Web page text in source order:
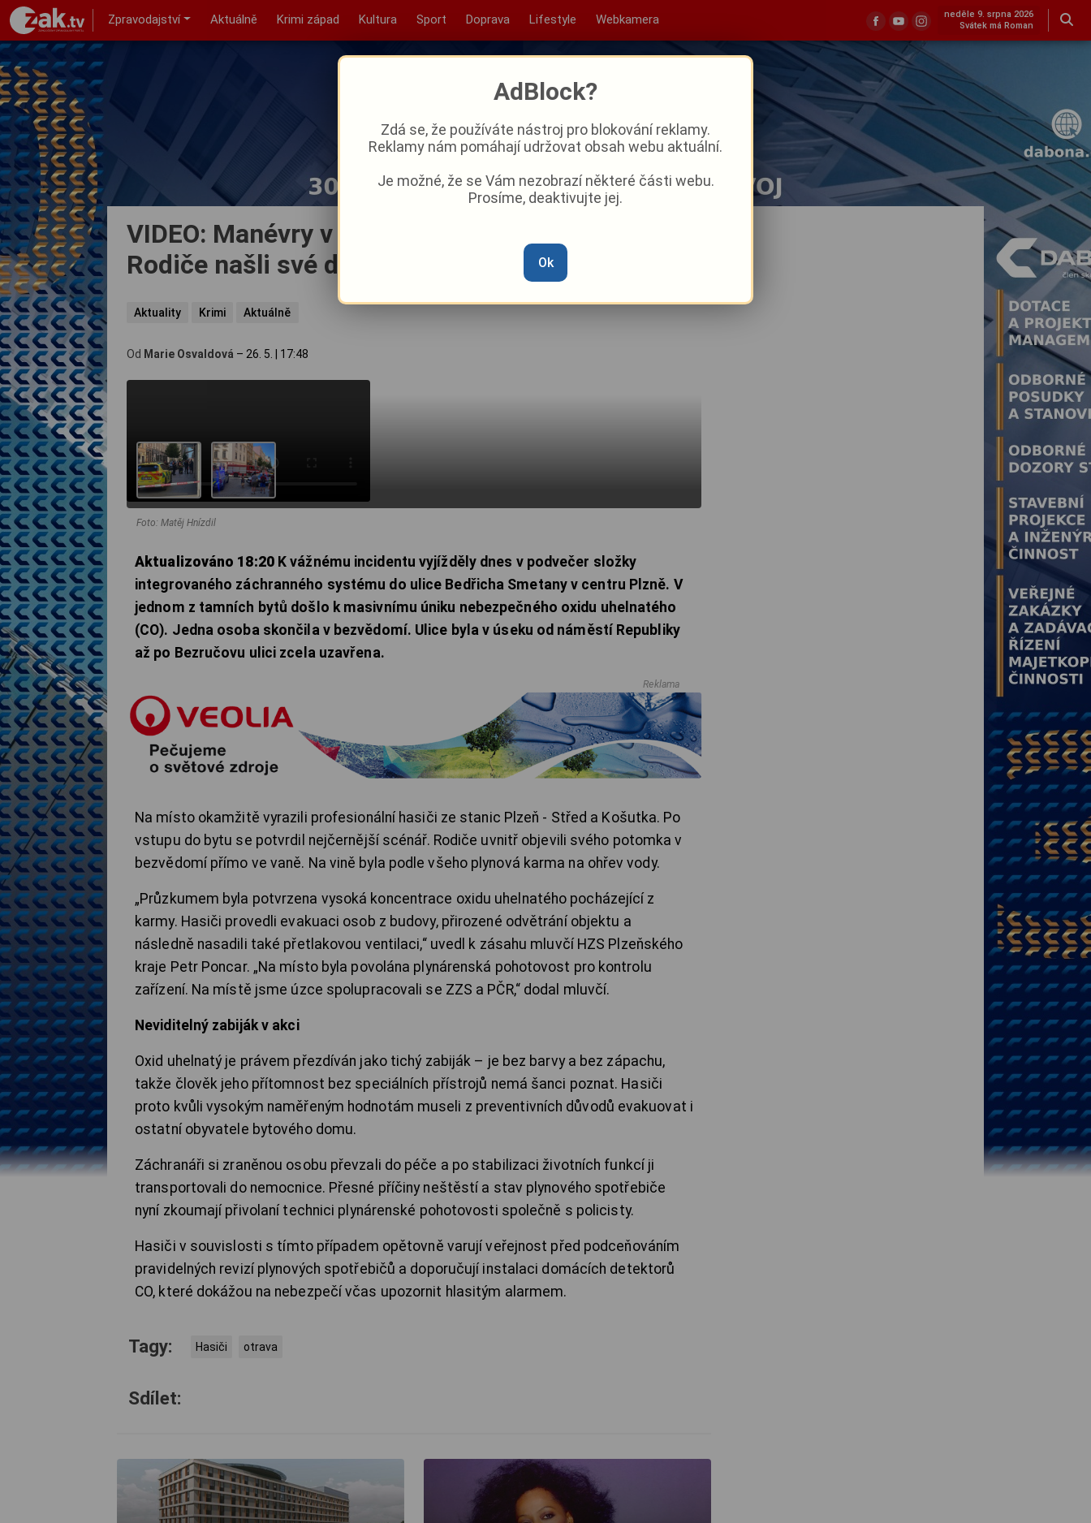
Zpravodajství Aktuálně Krimi západ Kultura Sport Doprava Lifestyle Webkamera
neděle 9. srpna 2026
Svátek má Roman
VIDEO: Manévry v centru Plzně kvůli úniku plynu.
Rodiče našli své dítě ve vaně v bezvědomí!
Aktuality Krimi Aktuálně
Od Marie Osvaldová – 26. 5. 17:48
Foto: Matěj Hnízdil
Aktualizováno 18:20K vážnému incidentu vyjížděly dnes v podvečer složky
integrovaného záchranného systému do ulice Bedřicha Smetany v centru Plzně. V
jednom z tamních bytů došlo k masivnímu úniku nebezpečného oxidu uhelnatého
(CO). Jedna osoba skončila v bezvědomí. Ulice byla v úseku od náměstí Republiky
až po Bezručovu ulici zcela uzavřena.
Reklama
Na místo okamžitě vyrazili profesionální hasiči ze stanic Plzeň - Střed a Košutka. Po
vstupu do bytu se potvrdil nejčernější scénář. Rodiče uvnitř objevili svého potomka v
bezvědomí přímo ve vaně. Na vině byla podle všeho plynová karma na ohřev vody.
„Průzkumem byla potvrzena vysoká koncentrace oxidu uhelnatého pocházející z
karmy. Hasiči provedli evakuaci osob z budovy, přirozené odvětrání objektu a
následně nasadili také přetlakovou ventilaci,“ uvedl k zásahu mluvčí HZS Plzeňského
kraje Petr Poncar. „Na místo byla povolána plynárenská pohotovost pro kontrolu
zařízení. Na místě jsme úzce spolupracovali se ZZS a PČR,“ dodal mluvčí.
Neviditelný zabiják v akci
Oxid uhelnatý je právem přezdíván jako tichý zabiják – je bez barvy a bez zápachu,
takže člověk jeho přítomnost bez speciálních přístrojů nemá šanci poznat. Hasiči
proto kvůli vysokým naměřeným hodnotám museli z preventivních důvodů evakuovat i
ostatní obyvatele bytového domu.
Záchranáři si zraněnou osobu převzali do péče a po stabilizaci životních funkcí ji
transportovali do nemocnice. Přesné příčiny neštěstí a stav plynového spotřebiče
nyní zkoumají přivolaní technici plynárenské pohotovosti společně s policisty.
Hasiči v souvislosti s tímto případem opětovně varují veřejnost před podceňováním
pravidelných revizí plynových spotřebičů a doporučují instalaci domácích detektorů
CO, které dokážou na nebezpečí včas upozornit hlasitým alarmem.
Tagy: Hasiči otrava
Sdílet:
AdBlock?
Zdá se, že používáte nástroj pro blokování reklamy.
Reklamy nám pomáhají udržovat obsah webu aktuální.
Je možné, že se Vám nezobrazí některé části webu.
Prosíme, deaktivujte jej.
Ok